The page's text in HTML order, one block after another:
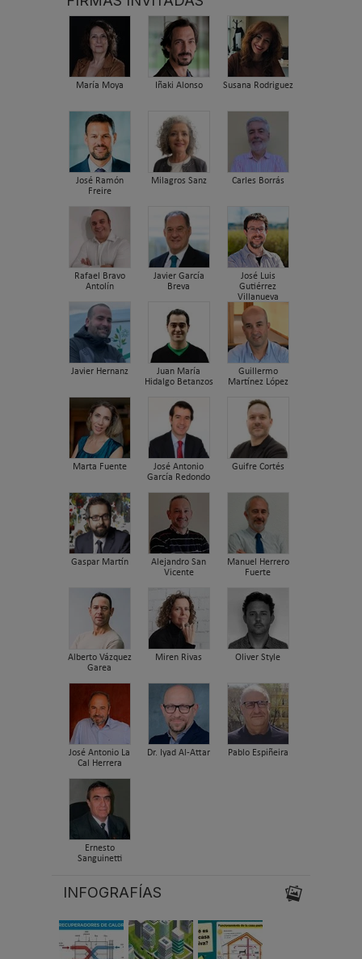
María Moya Iñaki Alonso Susana Rodriguez
José Ramón
Freire
Milagros Sanz Carles Borrás
Rafael Bravo
Antolín
Javier García
Breva
José Luis
Gutiérrez
Villanueva
Javier Hernanz
Juan María
Hidalgo Betanzos
Guillermo
Martínez López
Marta Fuente
José Antonio
García Redondo
Guifre Cortés
Gaspar Martín
Alejandro San
Vicente
Manuel Herrero
Fuerte
Alberto Vázquez
Garea
Miren Rivas Oliver Style
José Antonio La
Cal Herrera
Dr. Iyad Al-Attar Pablo Espiñeira
Ernesto
Sanguinetti
INFOGRAFÍAS